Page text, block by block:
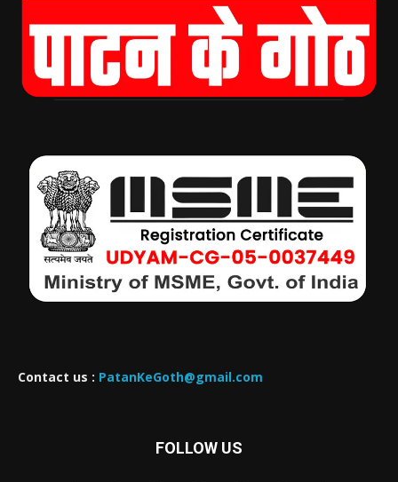
Contact us : PatanKeGoth@gmail.com
FOLLOW US